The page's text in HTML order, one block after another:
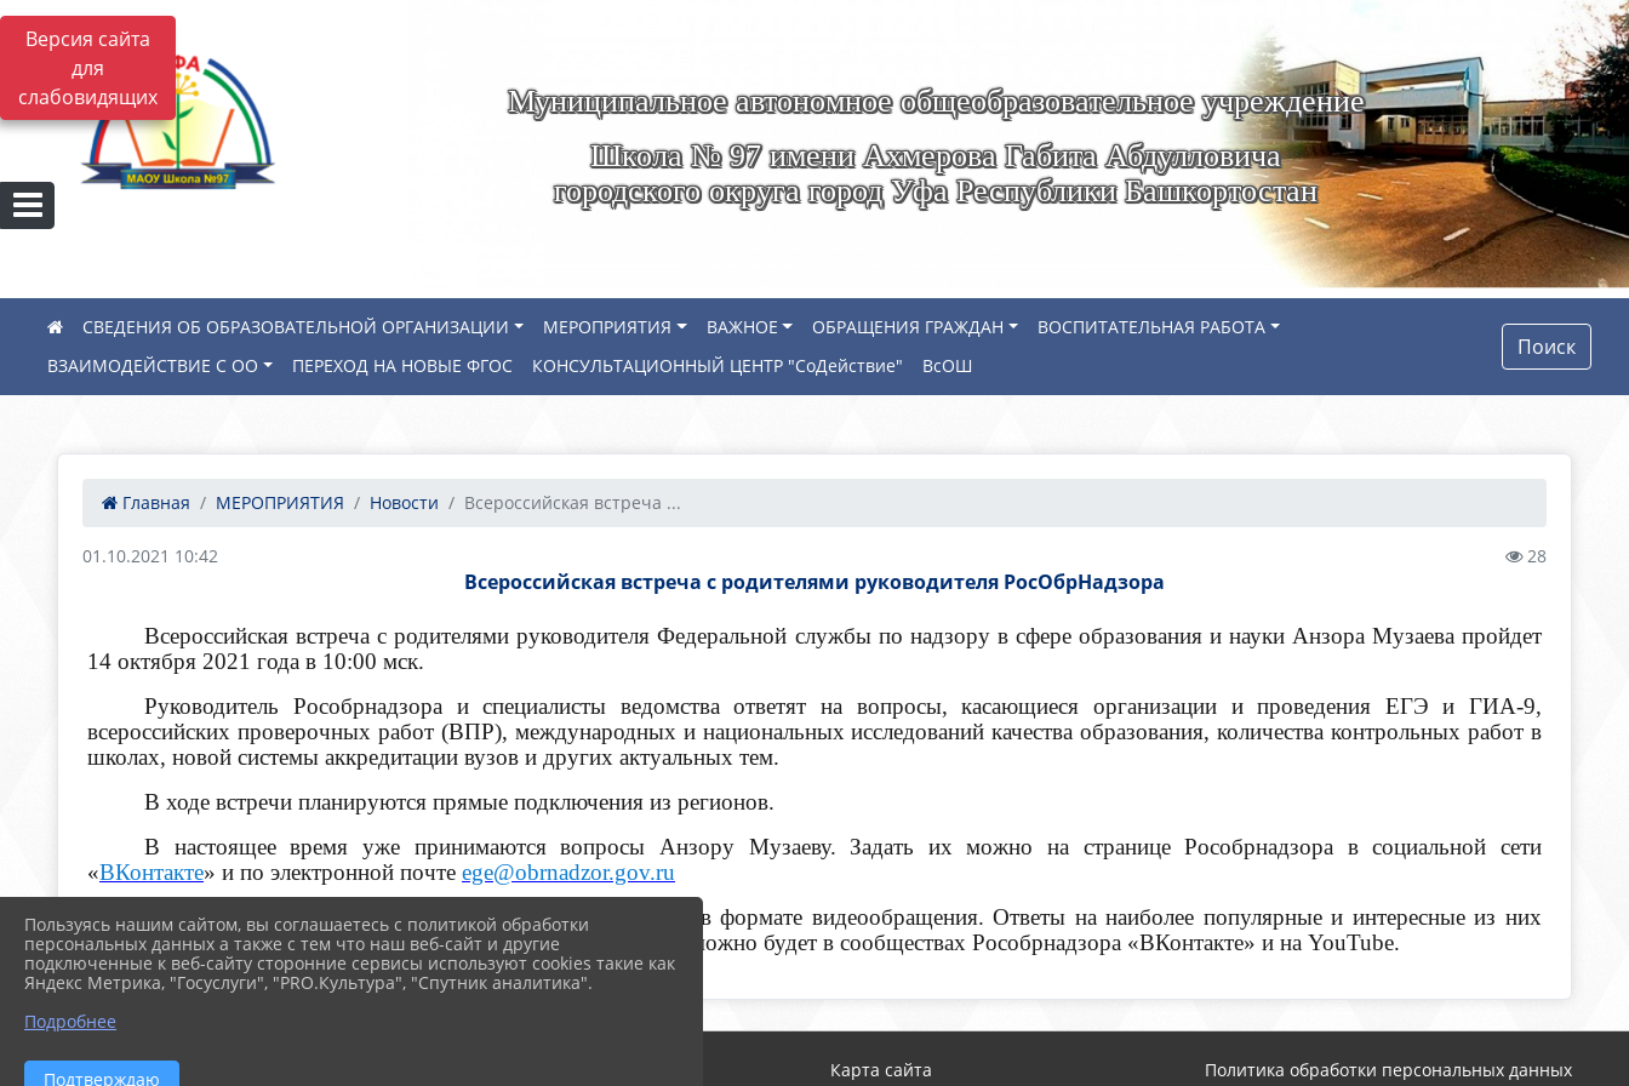
Версия сайта
для
слабовидящих
Муниципальное автономное общеобразовательное учреждение
Школа № 97 имени Ахмерова Габита Абдулловича
городского округа город Уфа Республики Башкортостан
СВЕДЕНИЯ ОБ ОБРАЗОВАТЕЛЬНОЙ ОРГАНИЗАЦИИ МЕРОПРИЯТИЯ ВАЖНОЕ ОБРАЩЕНИЯ ГРАЖДАН
ВОСПИТАТЕЛЬНАЯ РАБОТА
ВЗАИМОДЕЙСТВИЕ С ОО
ПЕРЕХОД НА НОВЫЕ ФГОС КОНСУЛЬТАЦИОННЫЙ ЦЕНТР "СоДействие" ВсОШ
Поиск
Главная МЕРОПРИЯТИЯ Новости Всероссийская встреча ...
01.10.2021 10:42 28
Всероссийская встреча с родителями руководителя РосОбрНадзора
Всероссийская встреча с родителями руководителя Федеральной службы по надзору в сфере образования и науки Анзора Музаева пройдет
14 октября 2021 года в 10:00 мск.
Руководитель Рособрнадзора и специалисты ведомства ответят на вопросы, касающиеся организации и проведения ЕГЭ и ГИА-9,
всероссийских проверочных работ (ВПР), международных и национальных исследований качества образования, количества контрольных работ в
школах, новой системы аккредитации вузов и других актуальных тем.
В ходе встречи планируются прямые подключения из регионов.
В настоящее время уже принимаются вопросы Анзору Музаеву. Задать их можно на странице Рособрнадзора в социальной сети
«ВКонтакте» и по электронной почте ege@obrnadzor.gov.ru
Вопросы можно направлять в письменной форме или в формате видеообращения. Ответы на наиболее популярные и интересные из них
будут даны в ходе встречи. Увидеть встречу в прямом эфире можно будет в сообществах Рособрнадзора «ВКонтакте» и на YouTube.
2026 г. school97-ufa.ru Карта сайта Политика обработки персональных данных
Пользуясь нашим сайтом, вы соглашаетесь с политикой обработки
персональных данных а также с тем что наш веб-сайт и другие
подключенные к веб-сайту сторонние сервисы используют cookies такие как
Яндекс Метрика, "Госуслуги", "PRO.Культура", "Спутник аналитика".
Подробнее
Подтверждаю